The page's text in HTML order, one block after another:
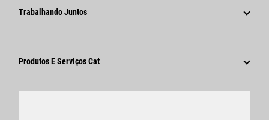
Código De Conduta
Inovação
Por Que A Caterpillar?
Trabalhando Juntos
Fornecedores
Produtos E Serviços Cat